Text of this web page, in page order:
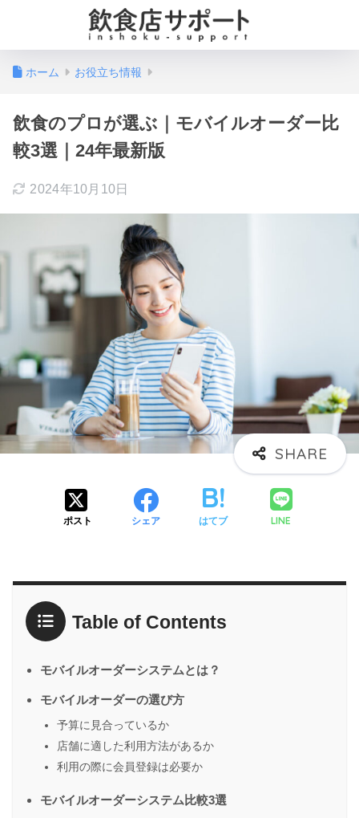
ホーム お役立ち情報
飲食のプロが選ぶ｜モバイルオーダー比
較3選｜24年最新版
2024年10月10日
ポスト シェア はてブ LINE
Table of Contents
モバイルオーダーシステムとは？
モバイルオーダーの選び方
予算に見合っているか
店舗に適した利用方法があるか
利用の際に会員登録は必要か
モバイルオーダーシステム比較3選